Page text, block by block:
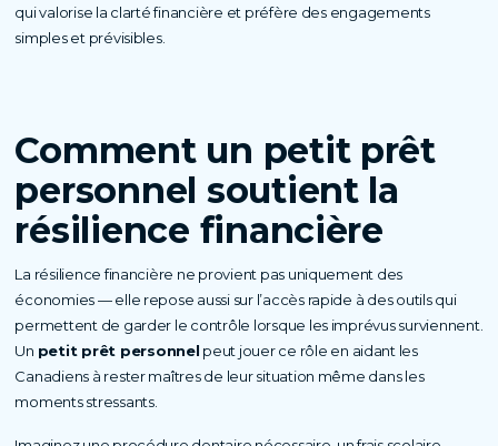
qui valorise la clarté financière et préfère des engagements
simples et prévisibles.
Comment un petit prêt
personnel soutient la
résilience financière
La résilience financière ne provient pas uniquement des
économies — elle repose aussi sur l’accès rapide à des outils qui
permettent de garder le contrôle lorsque les imprévus surviennent.
Un petit prêt personnel peut jouer ce rôle en aidant les
Canadiens à rester maîtres de leur situation même dans les
moments stressants.